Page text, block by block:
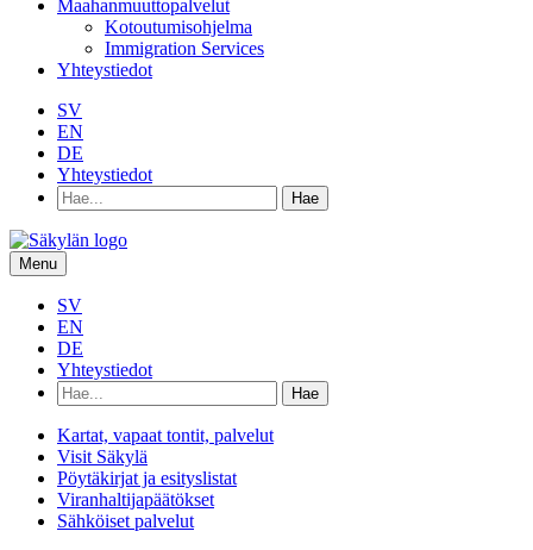
Maahanmuuttopalvelut
Kotoutumisohjelma
Immigration Services
Yhteystiedot
SV
EN
DE
Yhteystiedot
Hae
hakusanalla:
Menu
SV
EN
DE
Yhteystiedot
Hae
hakusanalla:
Kartat, vapaat tontit, palvelut
Visit Säkylä
Pöytäkirjat ja esityslistat
Viranhaltijapäätökset
Sähköiset palvelut